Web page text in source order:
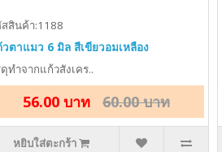
สินค้า:1188
ตาแมว 6 มิล สีเขียวอมเหลือง
ทำจากแก้วสังเคร..
56.00 บาท 60.00 บาท
หยิบใส่ตะกร้า